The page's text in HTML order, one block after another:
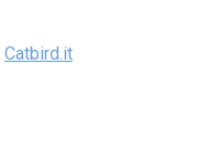
Catbird.it